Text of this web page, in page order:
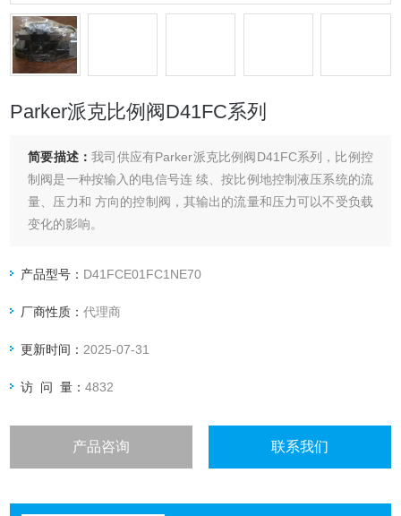
Parker派克比例阀D41FC系列
简要描述：我司供应有Parker派克比例阀D41FC系列，比例控
制阀是一种按输入的电信号连 续、按比例地控制液压系统的流
量、压力和 方向的控制阀，其输出的流量和压力可以不受负载
变化的影响。
产品型号： D41FCE01FC1NE70
厂商性质：代理商
更新时间： 2025-07-31
访 问 量：4832
产品咨询 联系我们